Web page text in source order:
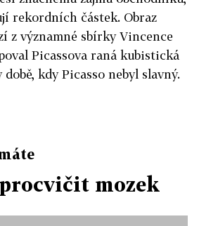
rekordních částek. Obraz
z významné sbírky Vincence
Picassova raná kubistická
kdy Picasso nebyl slavný.
mozek